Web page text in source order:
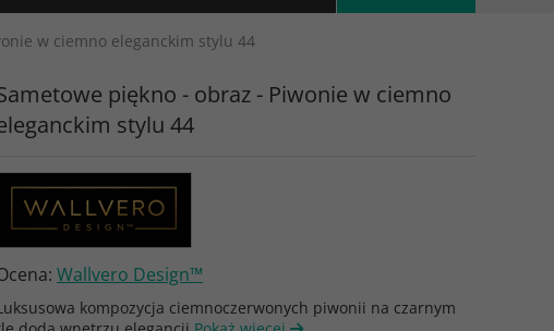
w ciemno eleganckim stylu 44
piękno - obraz - Piwonie w ciemno
stylu 44
Wallvero Design™
kompozycja ciemnoczerwonych piwonii na czarnym